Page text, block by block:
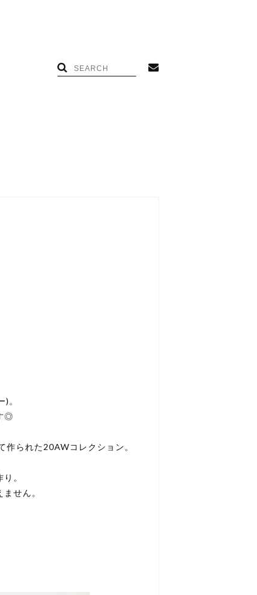
。
◎
られた20AWコレクション。
。
せん。